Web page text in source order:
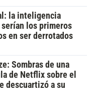
la inteligencia
los primeros
en ser derrotados
Sombras de una
de Netflix sobre el
descuartizó a su